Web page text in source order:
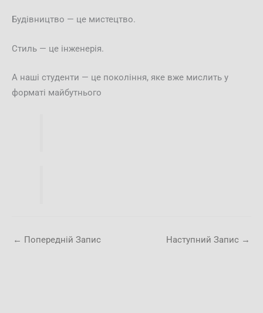
Будівництво — це мистецтво.
Стиль — це інженерія.
А наші студенти — це покоління, яке вже мислить у
форматі майбутнього
← Попередній Запис Наступний Запис →